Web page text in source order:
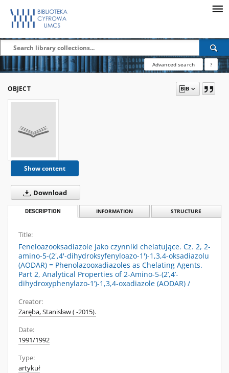
Advanced search ?
OBJECT
Show content
Download
DESCRIPTION INFORMATION STRUCTURE
Title:
Feneloazooksadiazole jako czynniki chelatujące. Cz. 2, 2-
amino-5-(2',4'-dihydroksyfenyloazo-1')-1,3,4-oksadiazolu
(AODAR) = Phenolazooxadiazoles as Chelating Agents.
Part 2, Analytical Properties of 2-Amino-5-(2’,4’-
dihydroxyphenylazo-1’)-1,3,4-oxadiazole (AODAR) /
Creator:
Zaręba, Stanisław ( -2015).
Date:
1991/1992
Type:
artykuł